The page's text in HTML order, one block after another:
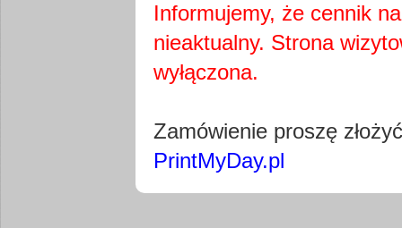
Informujemy, że cennik
nieaktualny. Strona
wyłączona.
Zamówienie proszę
PrintMyDay.pl